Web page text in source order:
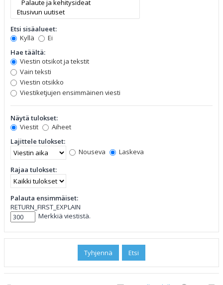
Etsi sisäalueet:
Kyllä
Ei
Hae täältä:
Viestin otsikot ja tekstit
Vain teksti
Viestin otsikko
Viestiketjujen ensimmäinen viesti
Näytä tulokset:
Viestit
Aiheet
Lajittele tulokset:
Nouseva
Laskeva
Rajaa tulokset:
Palauta ensimmäiset:
RETURN_FIRST_EXPLAIN
Merkkiä viestistä.